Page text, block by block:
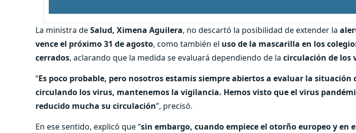
La ministra deSalud, Ximena Aguilera, no descartó la posibilidad de extender la
vence el próximo 31 de agosto, como también el uso de la mascarilla en los
cerrados, aclarando que la medida se evaluará dependiendo de la circulación de los
“Es poco probable, pero nosotros estamis siempre abiertos a evaluar la situación
circulando los virus, mantenemos la vigilancia. Hemos visto que el virus
reducido mucha su circulación”, precisó.
En ese sentido, explicó que “sin embargo, cuando empiece el otorño europeo y en